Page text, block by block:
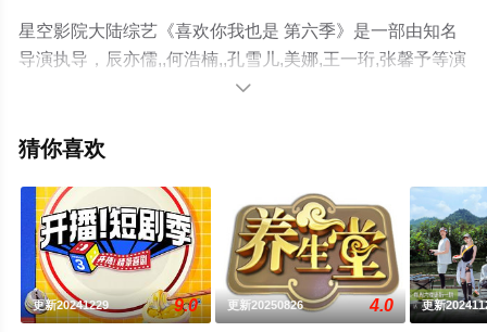
星空影院大陆综艺《喜欢你我也是 第六季》是一部由知名
导演执导，辰亦儒,,何浩楠,,孔雪儿,美娜,王一珩,张馨予等演
员精彩演绎的中国大陆综艺节目，免费观看高清未删减完
瓣综艺、电视猫或剧情网等平台了解。

猜你喜欢
更新20241229 9.0 更新20250826 4.0 更新